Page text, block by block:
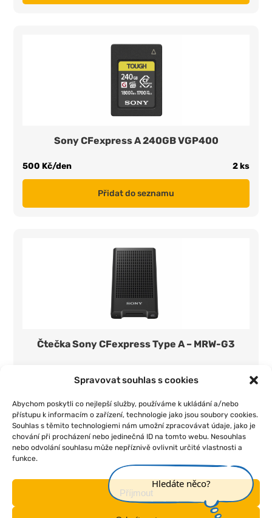
Spravovat souhlas s cookies
Abychom poskytli co nejlepší služby, používáme k ukládání a/nebo
přístupu k informacím o zařízení, technologie jako jsou soubory cookies.
Souhlas s těmito technologiemi nám umožní zpracovávat údaje, jako je
chování při procházení nebo jedinečná ID na tomto webu. Nesouhlas
nebo odvolání souhlasu může nepříznivě ovlivnit určité vlastnosti a
funkce.
Příjmout
Sony CFexpress A 240GB VGP400
500 Kč/den 2 ks
Přidat do seznamu
Čtečka Sony CFexpress Type A – MRW-G3
Úvod | O nás | Pojištění | Obchodní podmínky | Kontakt
Hledáte něco?